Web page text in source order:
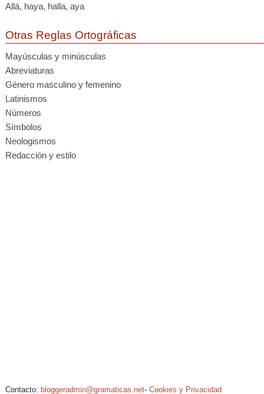
Allá, haya, halla, aya
Otras Reglas Ortográficas
Mayúsculas y minúsculas
Abreviaturas
Género masculino y femenino
Latinismos
Números
Símbolos
Neologismos
Redacción y estilo
Contacto: bloggeradmin@gramaticas.net- Cookies y Privacidad